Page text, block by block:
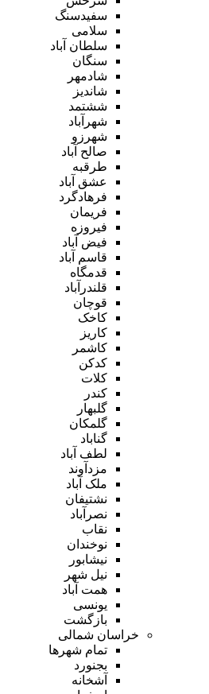
سفیدسنگ
سلامی
سلطان آباد
سنگان
شادمهر
شاندیز
ششتمد
شهرآباد
شهرزو
صالح آباد
طرقبه
عشق آباد
فرهادگرد
فریمان
فیروزه
فیض آباد
قاسم آباد
قدمگاه
قلندرآباد
قوچان
کاخک
کاریز
کاشمر
کدکن
کلات
کندر
گلبهار
گلمکان
گناباد
لطف آباد
مزدآوند
ملک آباد
نشتیفان
نصرآباد
نقاب
نوخندان
نیشابور
نیل شهر
همت آباد
یونسی
بازگشت
خراسان شمالی
تمام شهر‌ها
بجنورد
آشخانه